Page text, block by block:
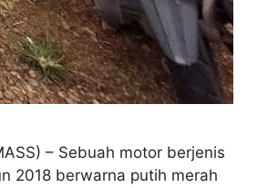
– Sebuah motor berjenis
2018 berwarna putih merah